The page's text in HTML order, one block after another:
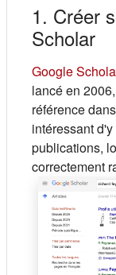
1. Créer
Scholar
Google
lancé en
référence
intéressant
publications,
correctement